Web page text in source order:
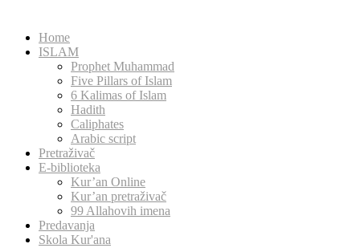
Home
ISLAM
Prophet Muhammad
Five Pillars of Islam
6 Kalimas of Islam
Hadith
Caliphates
Arabic script
Pretraživač
E-biblioteka
Kur’an Online
Kur’an pretraživač
99 Allahovih imena
Predavanja
Skola Kur'ana